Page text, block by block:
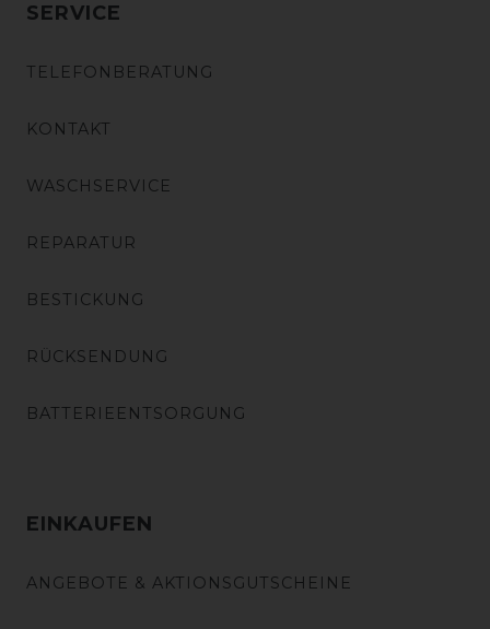
SERVICE
TELEFONBERATUNG
KONTAKT
WASCHSERVICE
REPARATUR
BESTICKUNG
RÜCKSENDUNG
BATTERIEENTSORGUNG
EINKAUFEN
ANGEBOTE & AKTIONSGUTSCHEINE